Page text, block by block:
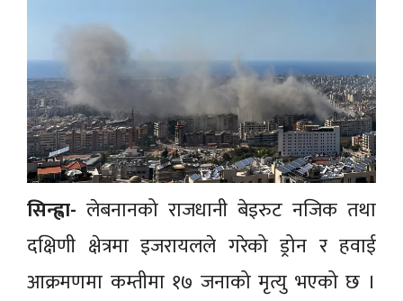
सिन्ह्वा- लेबनानको राजधानी बेइरुट नजिक तथा
दक्षिणी क्षेत्रमा इजरायलले गरेको ड्रोन र हवाई
आक्रमणमा कम्तीमा १७ जनाको मृत्यु भएको छ ।